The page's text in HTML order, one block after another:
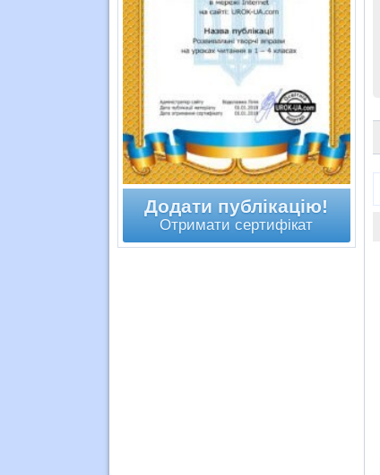
Додати публікацію!
Отримати сертифікат